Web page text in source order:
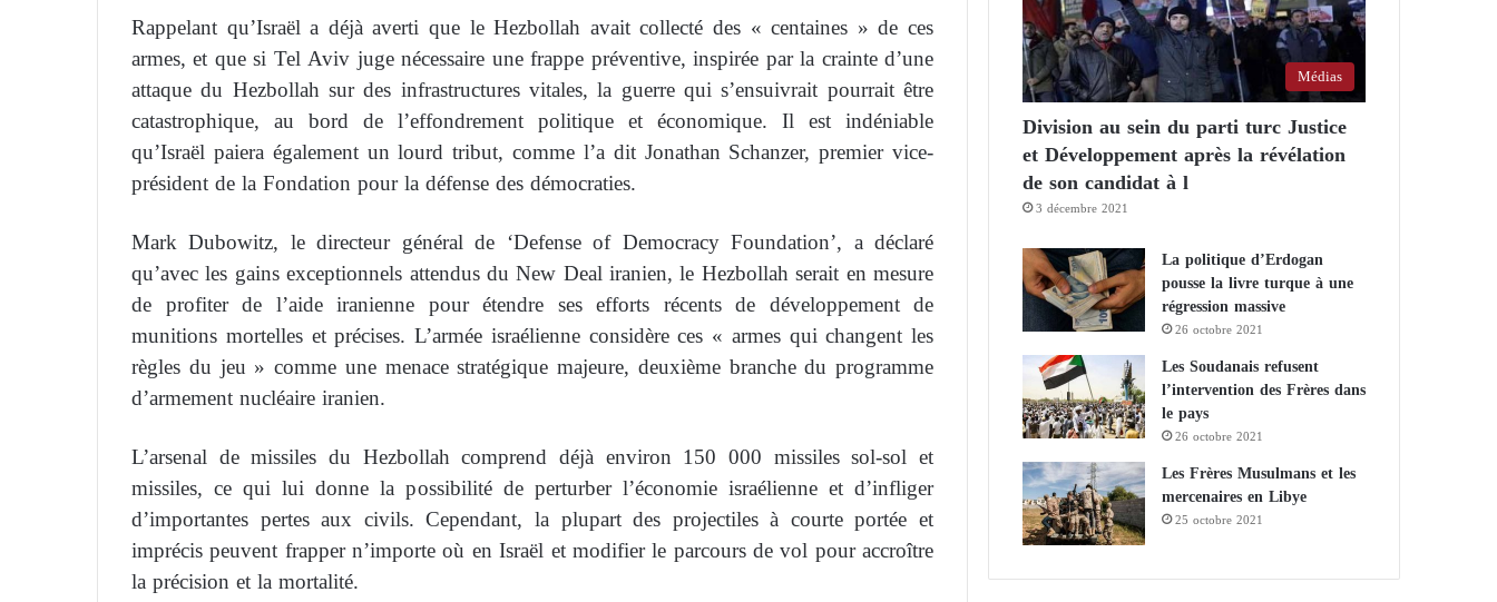
Rappelant qu’Israël a déjà averti que le Hezbollah avait collecté des « centaines » de ces
armes, et que si Tel Aviv juge nécessaire une frappe préventive, inspirée par la crainte d’une
attaque du Hezbollah sur des infrastructures vitales, la guerre qui s’ensuivrait pourrait être
catastrophique, au bord de l’effondrement politique et économique. Il est indéniable
qu’Israël paiera également un lourd tribut, comme l’a dit Jonathan Schanzer, premier vice-
président de la Fondation pour la défense des démocraties.
Mark Dubowitz, le directeur général de ‘Defense of Democracy Foundation’, a déclaré
qu’avec les gains exceptionnels attendus du New Deal iranien, le Hezbollah serait en mesure
de profiter de l’aide iranienne pour étendre ses efforts récents de développement de
munitions mortelles et précises. L’armée israélienne considère ces « armes qui changent les
règles du jeu » comme une menace stratégique majeure, deuxième branche du programme
d’armement nucléaire iranien.
L’arsenal de missiles du Hezbollah comprend déjà environ 150 000 missiles sol-sol et
missiles, ce qui lui donne la possibilité de perturber l’économie israélienne et d’infliger
d’importantes pertes aux civils. Cependant, la plupart des projectiles à courte portée et
imprécis peuvent frapper n’importe où en Israël et modifier le parcours de vol pour accroître
la précision et la mortalité.
Médias
Division au sein du parti turc Justice
et Développement après la révélation
de son candidat à l
3 décembre 2021
La politique d’Erdogan
pousse la livre turque à une
régression massive
26 octobre 2021
Les Soudanais refusent
l’intervention des Frères dans
le pays
26 octobre 2021
Les Frères Musulmans et les
mercenaires en Libye
25 octobre 2021